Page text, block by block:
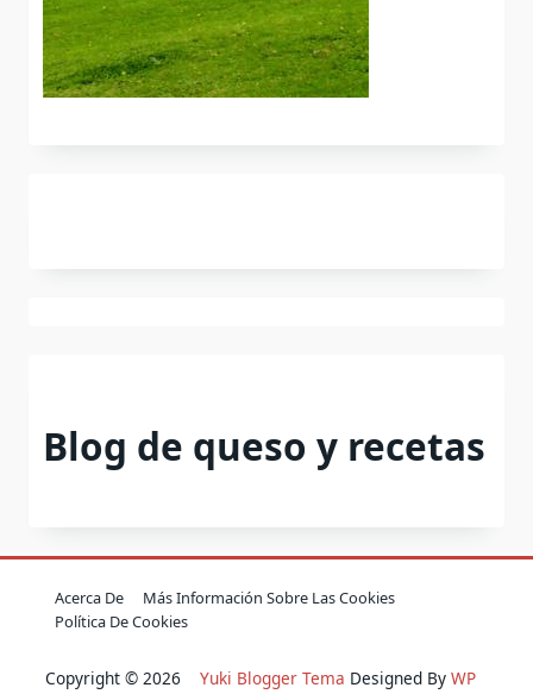
Blog de queso y recetas
Acerca De
Más Información Sobre Las Cookies
Política De Cookies
Copyright © 2026 Yuki Blogger Tema Designed By WP